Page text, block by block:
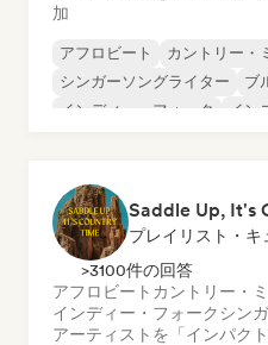
加
アフロビート
カントリー・
シンガーソングライター
ブ
インディー・フォーク
イン
プレイリスト・キ
>3100件の回答
アフロビート カントリー・
インディー・フォークシン
アーティストを「インパク